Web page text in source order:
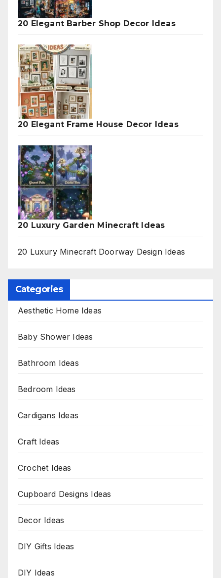
20 Elegant Barber Shop Decor Ideas
20 Elegant Frame House Decor Ideas
20 Luxury Garden Minecraft Ideas
20 Luxury Minecraft Doorway Design Ideas
Categories
Aesthetic Home Ideas
Baby Shower Ideas
Bathroom Ideas
Bedroom Ideas
Cardigans Ideas
Craft Ideas
Crochet Ideas
Cupboard Designs Ideas
Decor Ideas
DIY Gifts Ideas
DIY Ideas